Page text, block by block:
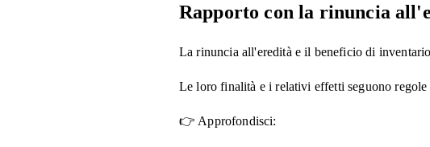
Rapporto con la rinuncia
La rinuncia all'eredità e il beneficio di
Le loro finalità e i relativi effetti seguono regole
👉 Approfondisci: